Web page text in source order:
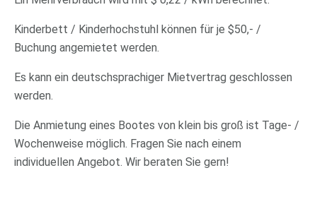
Kinderbett / Kinderhochstuhl können für je $50,- /
Buchung angemietet werden.
Es kann ein deutschsprachiger Mietvertrag geschlossen
werden.
Die Anmietung eines Bootes von klein bis groß ist Tage- /
Wochenweise möglich. Fragen Sie nach einem
individuellen Angebot. Wir beraten Sie gern!